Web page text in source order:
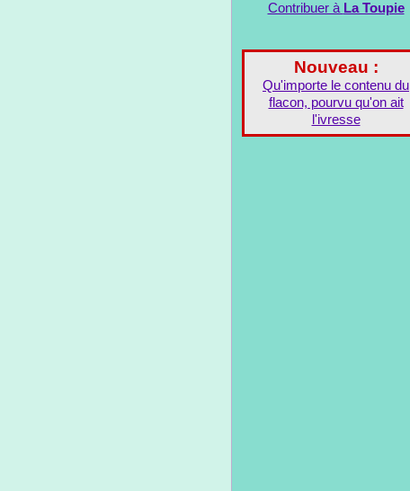
Contribuer à La Toupie
Nouveau :
Qu'importe le contenu du
flacon, pourvu qu'on ait
l'ivresse